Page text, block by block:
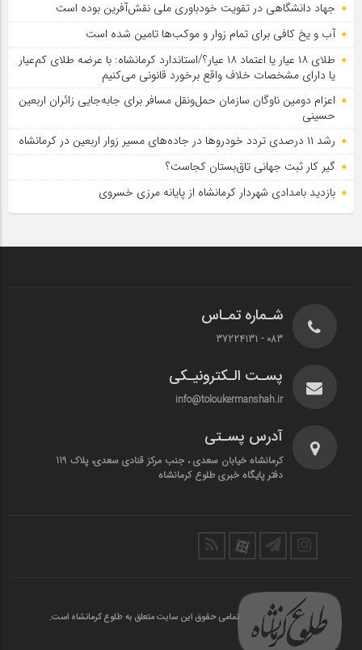
جهاد دانشگاهی در تقویت خودباوری ملی نقش‌آفرین بوده است
آب و یخ کافی برای تمام زوار و موکب‌ها تامین شده است
طلای ۱۸ عیار یا اعتماد ۱۸ عیار؟/استاندارد کرمانشاه: با عرضه طلای کم‌عیار
یا دارای مشخصات خلاف واقع برخورد قانونی می‌کنیم
اعزام دومین ناوگان سازمان حمل‌ونقل مسافر برای جابه‌جایی زائران اربعین
حسینی
رشد ۱۱ درصدی تردد خودروها در جاده‌های مسیر زوار اربعین در کرمانشاه
گیر کار ثبت جهانی تاق‌بستان کجاست؟
بازدید بامدادی شهردار کرمانشاه از پایانه مرزی خسروی
شـماره تمـاس
083 - 37224131
پسـت الـکترونیـکی
info@toloukermanshah.ir
آدرس پسـتی
کرمانشاه خیابان سعدی ، جنب مرکز قنادی سعدی، پلاک 119
دفتر پایگاه خبری طلوع کرمانشاه
تمامی حقوق این سایت متعلق به طلوع کرمانشاه است.